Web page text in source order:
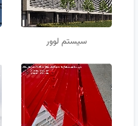
سیستم لوور